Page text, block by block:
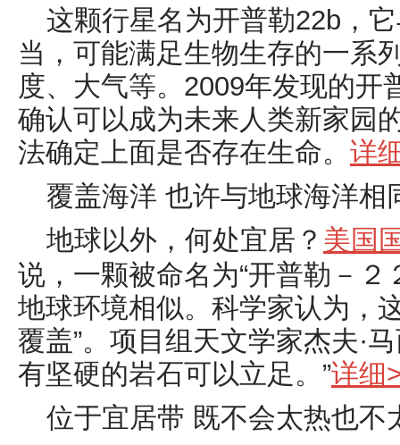
这颗行星名为开普勒22b ，
当，可能满足生物生存的一系
度、大气等。 2009年发现的开
确认可以成为未来人类新家园
法确定上面是否存在生命。 详
覆盖海洋 也许与地球海洋相
地球以外，何处宜居？ 美国
说，一颗被命名为“开普勒－２
地球环境相似。科学家认为，
覆盖”。项目组天文学家杰夫·
有坚硬的岩石可以立足。”详细
位于宜居带 既不会太热也不